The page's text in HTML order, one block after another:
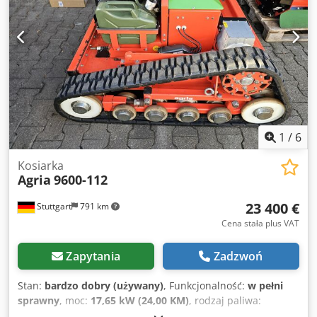
użytkowania i zużycia. Przegląd serwisowy został świeżo
wykonany. Aktualna cena katalogowa wynosi 44.900,-€.
Dodoxa Ar Tepfx Apbjck Cena netto to 26.806,-€ // Cena
brutto 31.900,-€ - Możliwość oględzin / jazdy próbnej! -
Wysyłka na terenie całego kraju kosztuje 400,-€
(kurierem/spedycją)! - Finansowanie / leasing możliwy do
indywidualnej oferty!
1 / 6
Stuttgart 791 km
Kosiarka
Agria 9600-112
23 400 €
Cena stała plus VAT
Zapytania Zadzwoń
Stan: bardzo dobry (używany), Funkcjonalność: w pełni
sprawny, moc: 17,65 kW (24,00 KM), rodzaj paliwa: